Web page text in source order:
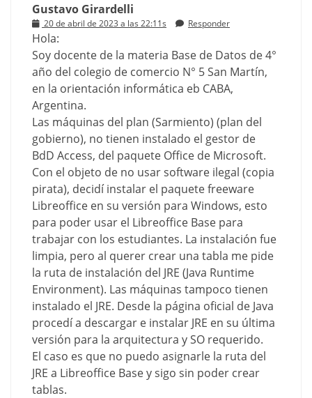
Gustavo Girardelli
20 de abril de 2023 a las 22:11s Responder
Hola:
Soy docente de la materia Base de Datos de 4°
año del colegio de comercio N° 5 San Martín,
en la orientación informática eb CABA,
Argentina.
Las máquinas del plan (Sarmiento) (plan del
gobierno), no tienen instalado el gestor de
BdD Access, del paquete Office de Microsoft.
Con el objeto de no usar software ilegal (copia
pirata), decidí instalar el paquete freeware
Libreoffice en su versión para Windows, esto
para poder usar el Libreoffice Base para
trabajar con los estudiantes. La instalación fue
limpia, pero al querer crear una tabla me pide
la ruta de instalación del JRE (Java Runtime
Environment). Las máquinas tampoco tienen
instalado el JRE. Desde la página oficial de Java
procedí a descargar e instalar JRE en su última
versión para la arquitectura y SO requerido.
El caso es que no puedo asignarle la ruta del
JRE a Libreoffice Base y sigo sin poder crear
tablas.